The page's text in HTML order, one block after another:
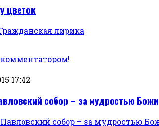
цветок
лирика
17:42
собор – за мудростью